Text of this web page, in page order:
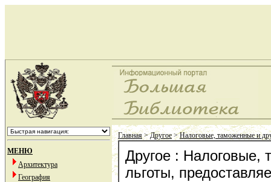
МЕНЮ
Архитектура
География
Главная>Другое>Налоговые, таможенные и
Другое : Налоговые,
льготы,